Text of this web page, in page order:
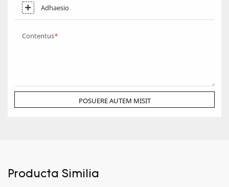
Adhaesio
Contentus
POSUERE AUTEM MISIT
Producta Similia